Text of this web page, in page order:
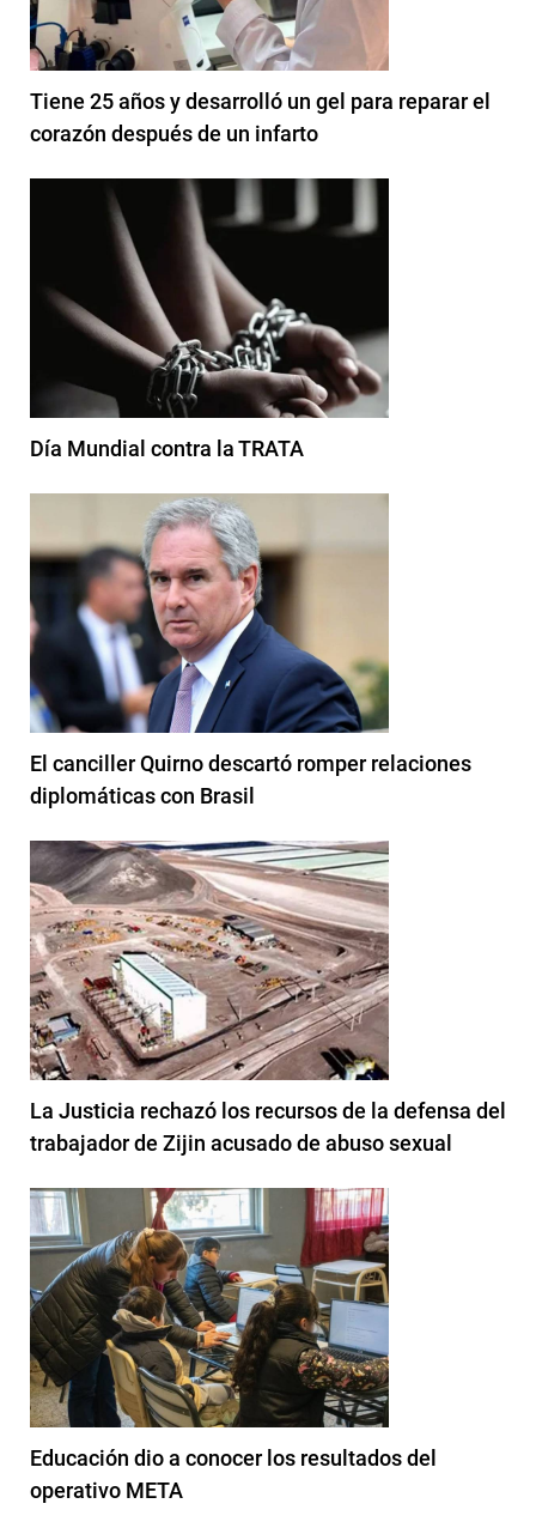
Tiene 25 años y desarrolló un gel para reparar el
corazón después de un infarto
Día Mundial contra la TRATA
El canciller Quirno descartó romper relaciones
diplomáticas con Brasil
La Justicia rechazó los recursos de la defensa del
trabajador de Zijin acusado de abuso sexual
Educación dio a conocer los resultados del
operativo META